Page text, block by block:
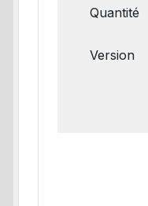
Quantité
Version